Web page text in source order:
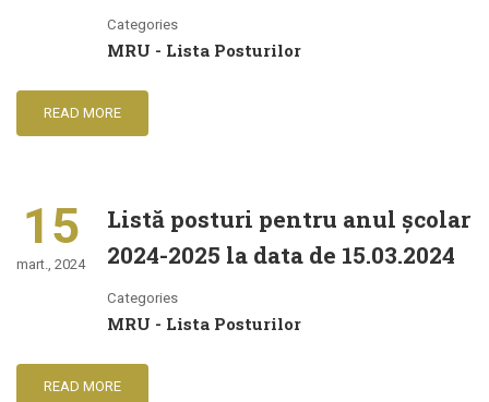
Categories
MRU - Lista Posturilor
READ MORE
15
mart., 2024
Listă posturi pentru anul şcolar
2024-2025 la data de 15.03.2024
Categories
MRU - Lista Posturilor
READ MORE